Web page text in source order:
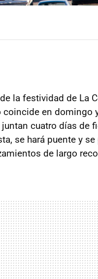
la festividad de La
en domingo
cuatro días de
se hará puente y
de largo